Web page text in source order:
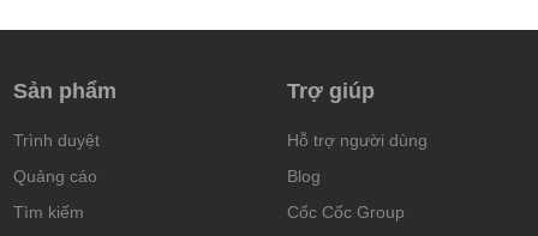
Sản phẩm
Trình duyệt
Quảng cáo
Tìm kiếm
Trợ giúp
Hỗ trợ người dùng
Blog
Cốc Cốc Group